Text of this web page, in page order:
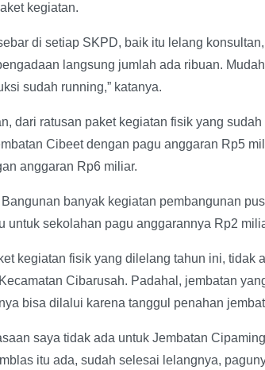
kegiatan.
di setiap SKPD, baik itu lelang
langsung jumlah ada ribuan.
sudah running,” katanya.
dari ratusan paket kegiatan fisik yang
Cibeet dengan pagu anggaran Rp5
anggaran Rp6 miliar.
banyak kegiatan pembangunan
untuk sekolahan pagu anggarannya Rp2
kegiatan fisik yang dilelang tahun ini, tidak
Cibarusah. Padahal, jembatan
bisa dilalui karena tanggul penahan
saya tidak ada untuk Jembatan
itu ada, sudah selesai lelangnya,